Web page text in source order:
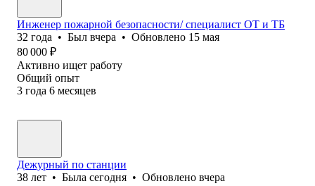
Инженер пожарной безопасности/ специалист ОТ и ТБ
32 года • Был вчера • Обновлено 15 мая
80 000 ₽
Активно ищет работу
Общий опыт
3 года 6 месяцев
Дежурный по станции
38 лет • Была сегодня • Обновлено вчера